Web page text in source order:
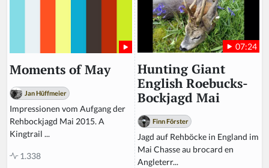
Moments of May
Jan Hüffmeier
Impressionen vom Aufgang der
Rehbockjagd Mai 2015. A
Kingtrail ...
1.338
07:24
Hunting Giant
English Roebucks-
Bockjagd Mai
Finn Förster
Jagd auf Rehböcke in England im
Mai Chasse au brocard en
Angleterr...